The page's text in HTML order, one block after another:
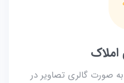
املاک
صورت گالری تصاویر در